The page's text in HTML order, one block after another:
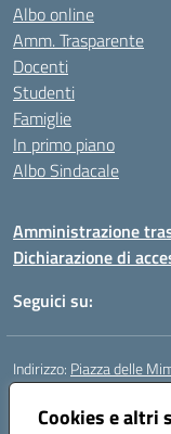
Cookies e altri
Albo online
Amm. Trasparente
Docenti
Studenti
Famiglie
In primo piano
Albo Sindacale
Amministrazione
Dichiarazione di
Seguici su:
Indirizzo: Piazza delle
Centralino:
Email: